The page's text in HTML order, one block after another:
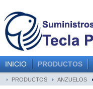
INICIO PRODUCTOS
PRODUCTOS ANZUELOS